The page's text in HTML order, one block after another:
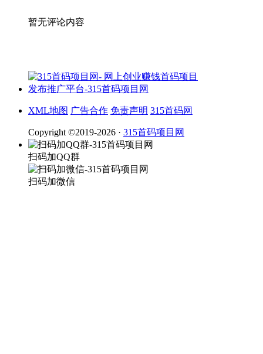
暂无评论内容
XML地图 广告合作 免责声明 315首码网
Copyright ©2019-2026 · 315首码项目网
扫码加QQ群
扫码加微信